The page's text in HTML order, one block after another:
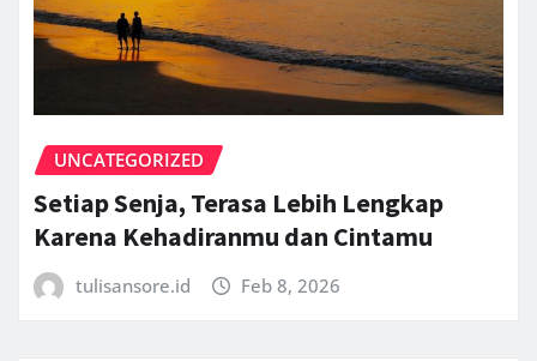
UNCATEGORIZED
Setiap Senja, Terasa Lebih Lengkap
Karena Kehadiranmu dan Cintamu
tulisansore.id Feb 8, 2026